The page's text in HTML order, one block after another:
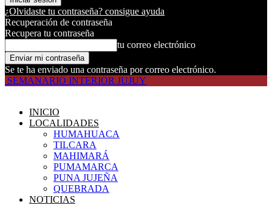
¿Olvidaste tu contraseña? consigue ayuda
Recuperación de contraseña
Recupera tu contraseña
tu correo electrónico
Se te ha enviado una contraseña por correo electrónico.
SEMANARIO INTERIOR JUJUY
INICIO
LOCALIDADES
HUMAHUACA
TILCARA
MAHIMARÁ
PUMAMARCA
PUNA JUJEÑA
QUEBRADA
NOTICIAS